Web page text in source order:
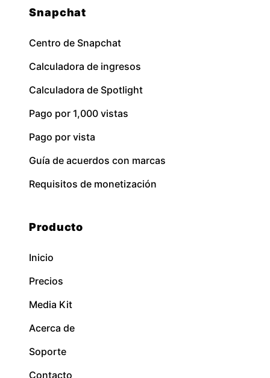
Snapchat
Centro de Snapchat
Calculadora de ingresos
Calculadora de Spotlight
Pago por 1,000 vistas
Pago por vista
Guía de acuerdos con marcas
Requisitos de monetización
Producto
Inicio
Precios
Media Kit
Acerca de
Soporte
Contacto